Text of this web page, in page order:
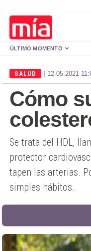
ÚLTIMO MOMENTO
SALUD | 12-05-2021
Cómo
Se trata del HDL,
protector
tapen las arterias.
simples hábitos.